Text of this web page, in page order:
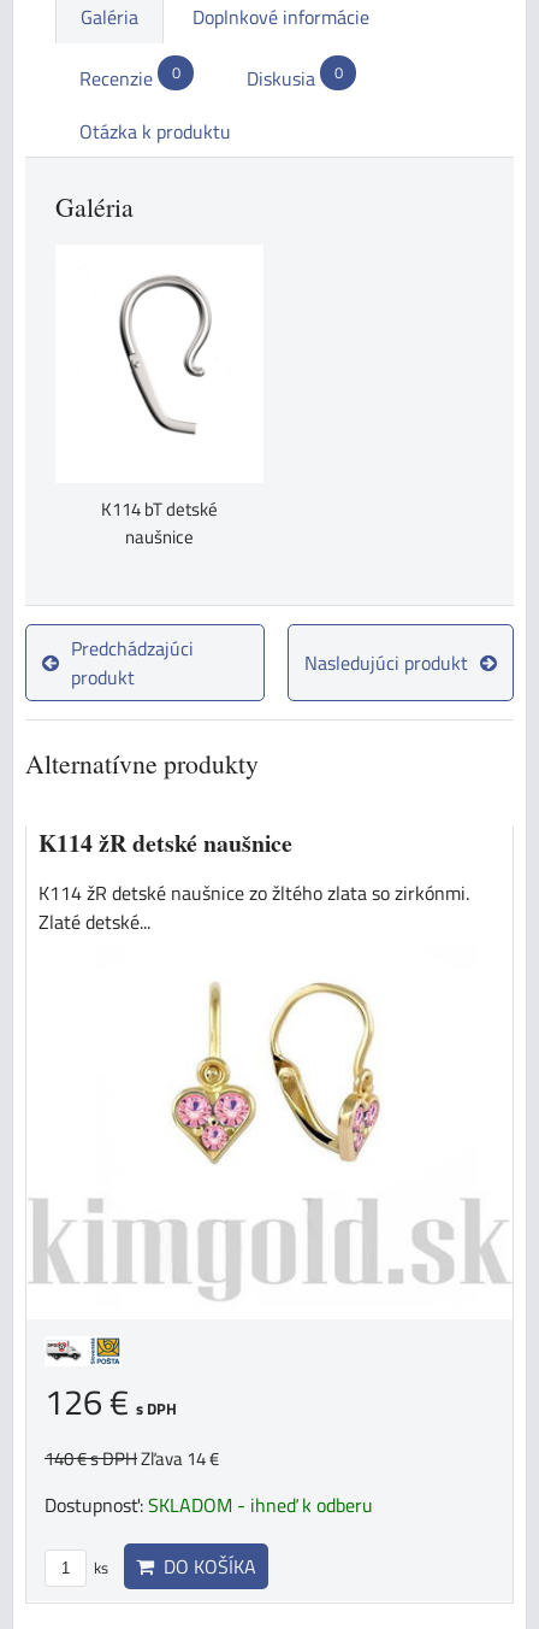
Galéria Doplnkové informácie
Recenzie 0 Diskusia 0
Otázka k produktu
Galéria
K114 bT detské
naušnice
Predchádzajúci
produkt
Nasledujúci produkt
Alternatívne produkty
K114 žR detské naušnice
K114 žR detské naušnice zo žltého zlata so zirkónmi.
Zlaté detské...
126 € s DPH
140 €s DPHZľava 14 €
Dostupnosť:SKLADOM - ihneď k odberu
ks DO KOŠÍKA